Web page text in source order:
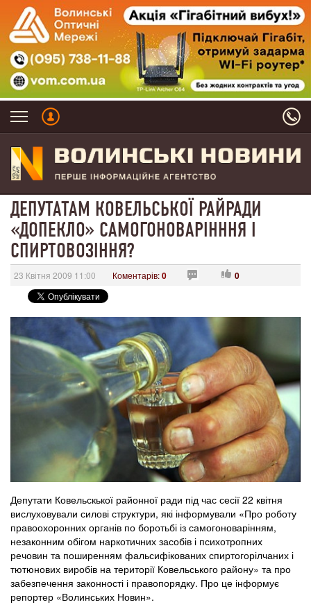
ДЕПУТАТАМ КОВЕЛЬСЬКОЇ РАЙРАДИ
«ДОПЕКЛО» САМОГОНОВАРІНННЯ І
СПИРТОВОЗІННЯ?
23 Квітня 2009 11:00 Коментарів:0 0
Депутати Ковельскької районної ради під час сесії 22 квітня
вислуховували силові структури, які інформували «Про роботу
правоохоронних органів по боротьбі із самогоноварінням,
незаконним обігом наркотичних засобів і психотропних
речовин та поширенням фальсифікованих спиртогорілчаних і
тютюнових виробів на території Ковельського району» та про
забезпечення законності і правопорядку. Про це інформує
репортер «Волинських Новин».